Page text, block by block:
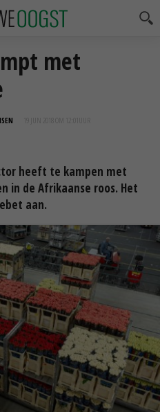
met
19 JUN 2018 OM 12:01
heeft te kampen met
in de Afrikaanse roos. Het
aan.